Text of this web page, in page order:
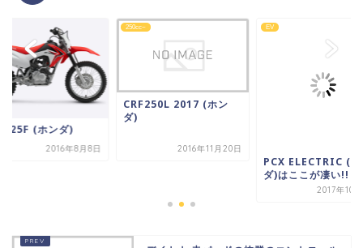
(ホンダ)
2016年8月8日
250cc~
CRF250L 2017 (ホン
ダ)
2016年11月20日
EV
PCX ELECTRIC (ホ
ダ)はここが凄い!!
2017年10